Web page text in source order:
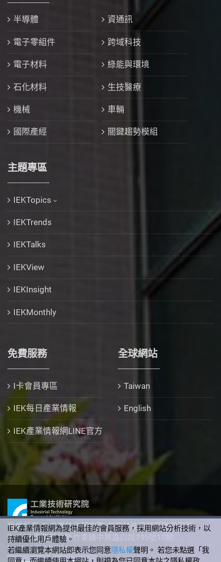
半導體 資通訊
電子零組件 跨域科技
電子材料 綠能與環境
石化材料 生技醫療
機械 車輛
國際產經 關鍵趨勢模組
主題專區
IEKTopics
IEKTrends
IEKTalks
IEKView
IEKInsight
IEKMonthly
免費服務
I卡會員專區
IEK每日產業情報
IEK產業情報網LINE官方
全球網站
Taiwan
English
版權所有 © 工業技術研究院 產業科技國際策略發展所
310 臺灣新竹縣竹東鎮中興路四段195號10館
+886-3-5912340
IEK產業情報網為提供最佳的會員服務，採用網站分析技術，以
持續優化用戶體驗。
若繼續瀏覽本網站即表示您同意隱私權聲明。 若您未點選「我